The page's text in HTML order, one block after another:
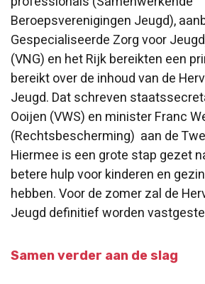
Beroepsverenigingen Jeugd),
Gespecialiseerde Zorg voor
(VNG) en het Rijk bereikten een
bereikt over de inhoud van de
Jeugd. Dat schreven
Ooijen (VWS) en minister Franc
(Rechtsbescherming) aan de
Hiermee is een grote stap gezet
betere hulp voor kinderen en
hebben. Voor de zomer zal de
Jeugd definitief worden
Samen verder aan de slag